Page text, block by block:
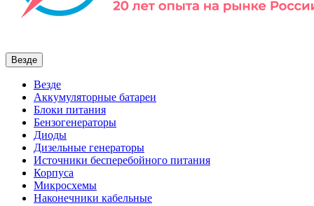
Везде
Везде
Аккумуляторные батареи
Блоки питания
Бензогенераторы
Диоды
Дизельные генераторы
Источники бесперебойного питания
Корпуса
Микросхемы
Наконечники кабельные